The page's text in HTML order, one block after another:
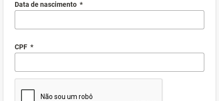
Data de nascimento *
CPF *